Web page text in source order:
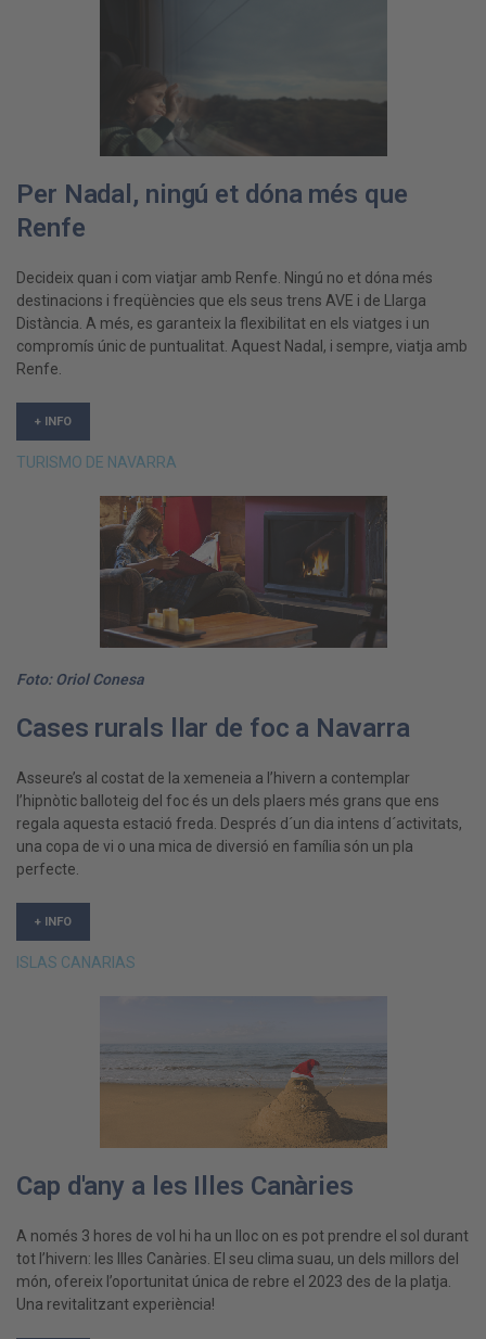
Per Nadal, ningú et dóna més que
Renfe
Decideix quan i com viatjar amb Renfe. Ningú no et dóna més
destinacions i freqüències que els seus trens AVE i de Llarga
Distància. A més, es garanteix la flexibilitat en els viatges i un
compromís únic de puntualitat. Aquest Nadal, i sempre, viatja amb
Renfe.
+ INFO
TURISMO DE NAVARRA
Foto: Oriol Conesa
Cases rurals llar de foc a Navarra
Asseure’s al costat de la xemeneia a l’hivern a contemplar
l’hipnòtic balloteig del foc és un dels plaers més grans que ens
regala aquesta estació freda. Després d´un dia intens d´activitats,
una copa de vi o una mica de diversió en família són un pla
perfecte.
+ INFO
ISLAS CANARIAS
Cap d'any a les Illes Canàries
A només 3 hores de vol hi ha un lloc on es pot prendre el sol durant
tot l’hivern: les Illes Canàries. El seu clima suau, un dels millors del
món, ofereix l’oportunitat única de rebre el 2023 des de la platja.
Una revitalitzant experiència!